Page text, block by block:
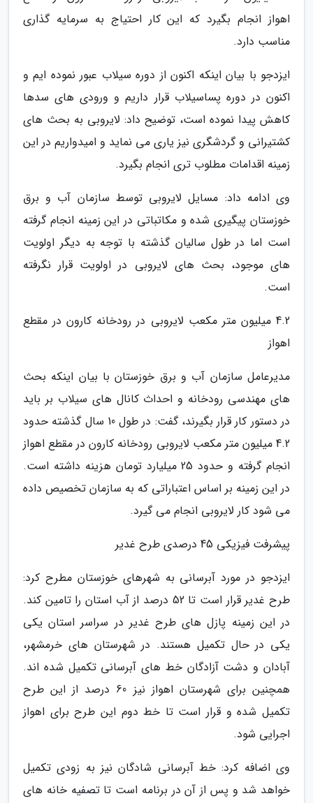
اهواز انجام بگیرد که این کار احتیاج به سرمایه گذاری
مناسب دارد.
ایزدجو با بیان اینکه اکنون از دوره سیلاب عبور نموده ایم و
اکنون در دوره پساسیلاب قرار داریم و ورودی های سدها
کاهش پیدا نموده است، توضیح داد: لایروبی به بحث های
کشتیرانی و گردشگری نیز یاری می نماید و امیدواریم در این
زمینه اقدامات مطلوب تری انجام بگیرد.
وی ادامه داد: مسایل لایروبی توسط سازمان آب و برق
خوزستان پیگیری شده و مکاتباتی در این زمینه انجام گرفته
است اما در طول سالیان گذشته با توجه به دیگر اولویت
های موجود، بحث های لایروبی در اولویت قرار نگرفته
است.
4.2 میلیون متر مکعب لایروبی در رودخانه کارون در مقطع
اهواز
مدیرعامل سازمان آب و برق خوزستان با بیان اینکه بحث
های مهندسی رودخانه و احداث کانال های سیلاب بر باید
در دستور کار قرار بگیرند، گفت: در طول 10 سال گذشته حدود
4.2 میلیون متر مکعب لایروبی رودخانه کارون در مقطع اهواز
انجام گرفته و حدود 25 میلیارد تومان هزینه داشته است.
در این زمینه بر اساس اعتباراتی که به سازمان تخصیص داده
می شود کار لایروبی انجام می گیرد.
پیشرفت فیزیکی 45 درصدی طرح غدیر
ایزدجو در مورد آبرسانی به شهرهای خوزستان مطرح کرد:
طرح غدیر قرار است تا 52 درصد از آب استان را تامین کند.
در این زمینه پازل های طرح غدیر در سراسر استان یکی
یکی در حال تکمیل هستند. در شهرستان های خرمشهر،
آبادان و دشت آزادگان خط های آبرسانی تکمیل شده اند.
همچنین برای شهرستان اهواز نیز 60 درصد از این طرح
تکمیل شده و قرار است تا خط دوم این طرح برای اهواز
اجرایی شود.
وی اضافه کرد: خط آبرسانی شادگان نیز به زودی تکمیل
خواهد شد و پس از آن در برنامه است تا تصفیه خانه های